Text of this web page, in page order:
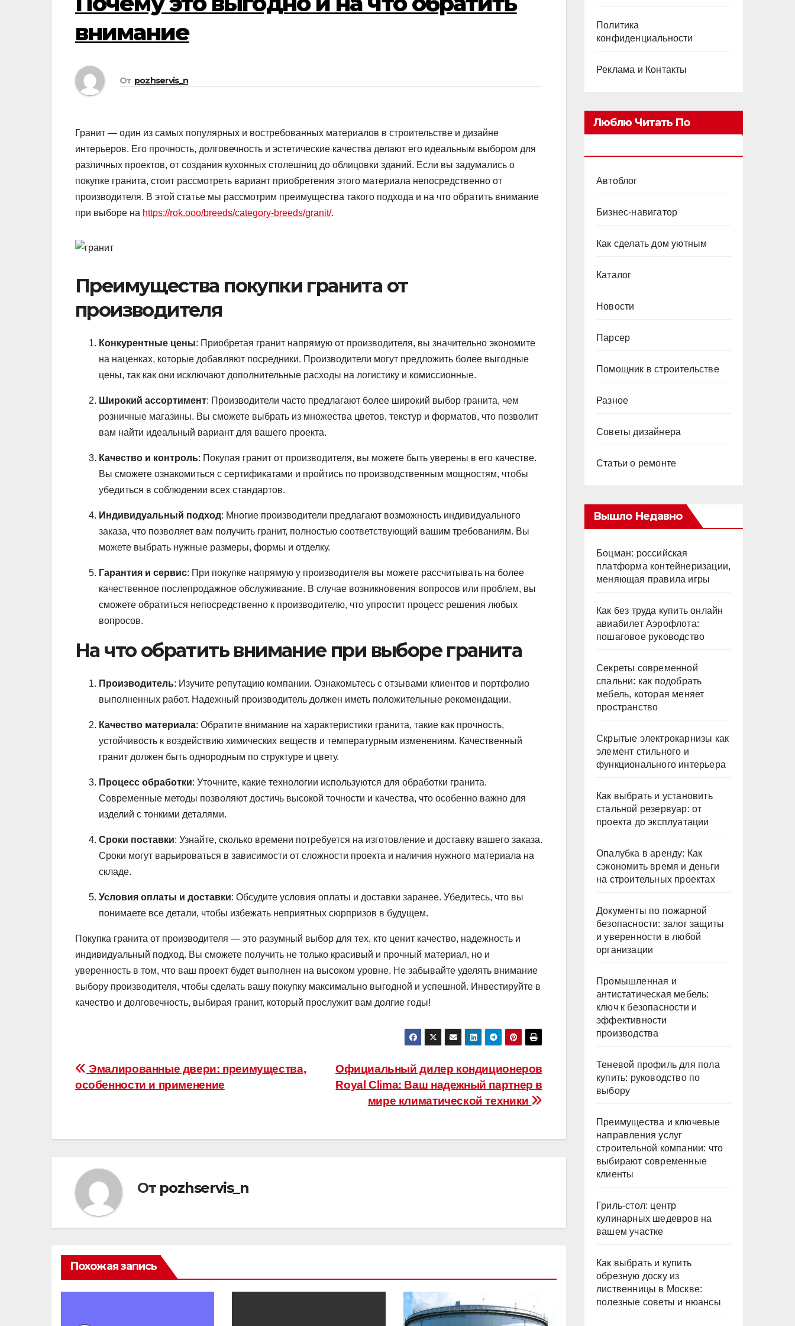
внимание
От pozhservis_n
Гранит — один из самых популярных и востребованных материалов в строительстве и дизайне
интерьеров. Его прочность, долговечность и эстетические качества делают его идеальным выбором для
различных проектов, от создания кухонных столешниц до облицовки зданий. Если вы задумались о
покупке гранита, стоит рассмотреть вариант приобретения этого материала непосредственно от
производителя. В этой статье мы рассмотрим преимущества такого подхода и на что обратить внимание
при выборе на https://rok.ooo/breeds/category-breeds/granit/.
Преимущества покупки гранита от
производителя
Конкурентные цены: Приобретая гранит напрямую от производителя, вы значительно экономите
на наценках, которые добавляют посредники. Производители могут предложить более выгодные
цены, так как они исключают дополнительные расходы на логистику и комиссионные.
Широкий ассортимент: Производители часто предлагают более широкий выбор гранита, чем
розничные магазины. Вы сможете выбрать из множества цветов, текстур и форматов, что позволит
вам найти идеальный вариант для вашего проекта.
Качество и контроль: Покупая гранит от производителя, вы можете быть уверены в его качестве.
Вы сможете ознакомиться с сертификатами и пройтись по производственным мощностям, чтобы
убедиться в соблюдении всех стандартов.
Индивидуальный подход: Многие производители предлагают возможность индивидуального
заказа, что позволяет вам получить гранит, полностью соответствующий вашим требованиям. Вы
можете выбрать нужные размеры, формы и отделку.
Гарантия и сервис: При покупке напрямую у производителя вы можете рассчитывать на более
качественное послепродажное обслуживание. В случае возникновения вопросов или проблем, вы
сможете обратиться непосредственно к производителю, что упростит процесс решения любых
вопросов.
На что обратить внимание при выборе гранита
Производитель: Изучите репутацию компании. Ознакомьтесь с отзывами клиентов и портфолио
выполненных работ. Надежный производитель должен иметь положительные рекомендации.
Качество материала: Обратите внимание на характеристики гранита, такие как прочность,
устойчивость к воздействию химических веществ и температурным изменениям. Качественный
гранит должен быть однородным по структуре и цвету.
Процесс обработки: Уточните, какие технологии используются для обработки гранита.
Современные методы позволяют достичь высокой точности и качества, что особенно важно для
изделий с тонкими деталями.
Сроки поставки: Узнайте, сколько времени потребуется на изготовление и доставку вашего заказа.
Сроки могут варьироваться в зависимости от сложности проекта и наличия нужного материала на
складе.
Условия оплаты и доставки: Обсудите условия оплаты и доставки заранее. Убедитесь, что вы
понимаете все детали, чтобы избежать неприятных сюрпризов в будущем.
Покупка гранита от производителя — это разумный выбор для тех, кто ценит качество, надежность и
индивидуальный подход. Вы сможете получить не только красивый и прочный материал, но и
уверенность в том, что ваш проект будет выполнен на высоком уровне. Не забывайте уделять внимание
выбору производителя, чтобы сделать вашу покупку максимально выгодной и успешной. Инвестируйте в
качество и долговечность, выбирая гранит, который прослужит вам долгие годы!
Навигация
по
Официальный дилер кондиционеров
Royal Clima: Ваш надежный партнер в
мире климатической техники
Эмалированные двери: преимущества,
особенности и применение
От pozhservis_n
Похожая запись
Политика
конфиденциальности
Реклама и Контакты
Люблю Читать По
Автоблог
Бизнес-навигатор
Как сделать дом уютным
Каталог
Новости
Парсер
Помощник в строительстве
Разное
Советы дизайнера
Статьи о ремонте
Вышло Недавно
Боцман: российская
платформа контейнеризации,
меняющая правила игры
Как без труда купить онлайн
авиабилет Аэрофлота:
пошаговое руководство
Секреты современной
спальни: как подобрать
мебель, которая меняет
пространство
Скрытые электрокарнизы как
элемент стильного и
функционального интерьера
Как выбрать и установить
стальной резервуар: от
проекта до эксплуатации
Опалубка в аренду: Как
сэкономить время и деньги
на строительных проектах
Документы по пожарной
безопасности: залог защиты
и уверенности в любой
организации
Промышленная и
антистатическая мебель:
ключ к безопасности и
эффективности
производства
Теневой профиль для пола
купить: руководство по
выбору
Преимущества и ключевые
направления услуг
строительной компании: что
выбирают современные
клиенты
Гриль-стол: центр
кулинарных шедевров на
вашем участке
Как выбрать и купить
обрезную доску из
лиственницы в Москве:
полезные советы и нюансы